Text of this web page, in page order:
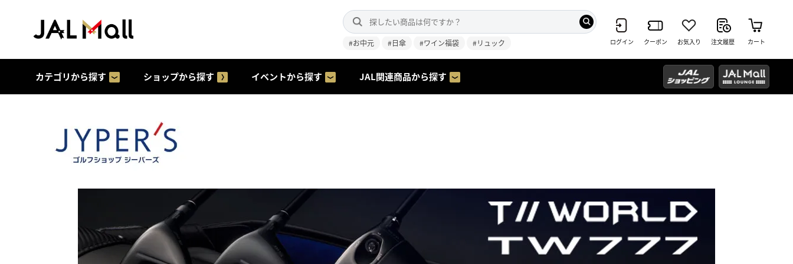
#お中元 #日傘 #ワイン福袋 #リュック ログイン クーポン お気入り 注文履歴 カート
カテゴリから探す ショップから探す イベントから探す JAL関連商品から探す